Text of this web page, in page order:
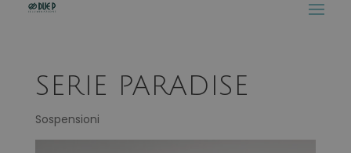
SERIE PARADISE
Sospensioni